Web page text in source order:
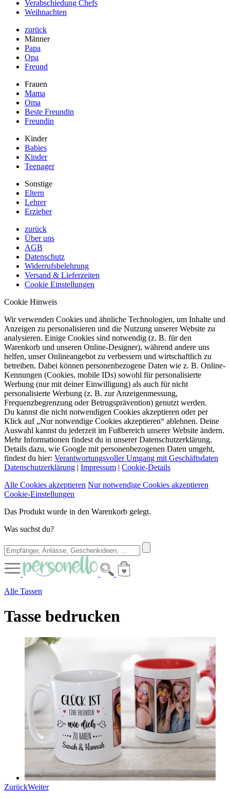
Verabschiedung Chefs
Weihnachten
zurück
Männer
Papa
Opa
Freund
Frauen
Mama
Oma
Beste Freundin
Freundin
Kinder
Babies
Kinder
Teenager
Sonstige
Eltern
Lehrer
Erzieher
zurück
Über uns
AGB
Datenschutz
Widerrufsbelehrung
Versand & Lieferzeiten
Cookie Einstellungen
Cookie Hinweis
Wir verwenden Cookies und ähnliche Technologien, um Inhalte und
Anzeigen zu personalisieren und die Nutzung unserer Website zu
analysieren. Einige Cookies sind notwendig (z. B. für den
Warenkorb und unseren Online-Designer), während andere uns
helfen, unser Onlineangebot zu verbessern und wirtschaftlich zu
betreiben. Dabei können personenbezogene Daten wie z. B. Online-
Kennungen (Cookies, mobile IDs) sowohl für personalisierte
Werbung (nur mit deiner Einwilligung) als auch für nicht
personalisierte Werbung (z. B. zur Anzeigenmessung,
Frequenzbegrenzung oder Betrugsprävention) genutzt werden.
Du kannst die nicht notwendigen Cookies akzeptieren oder per
Klick auf „Nur notwendige Cookies akzeptieren“ ablehnen. Deine
Auswahl kannst du jederzeit im Fußbereich unserer Website ändern.
Mehr Informationen findest du in unserer Datenschutzerklärung.
Details dazu, wie Google mit personenbezogenen Daten umgeht,
findest du hier: Verantwortungsvoller Umgang mit Geschäftsdaten
Datenschutzerklärung | Impressum | Cookie-Details
Alle Cookies akzeptieren Nur notwendige Cookies akzeptieren
Cookie-Einstellungen
Das Produkt wurde in den Warenkorb gelegt.
Was suchst du?
Alle Tassen
Tasse bedrucken
ZurückWeiter